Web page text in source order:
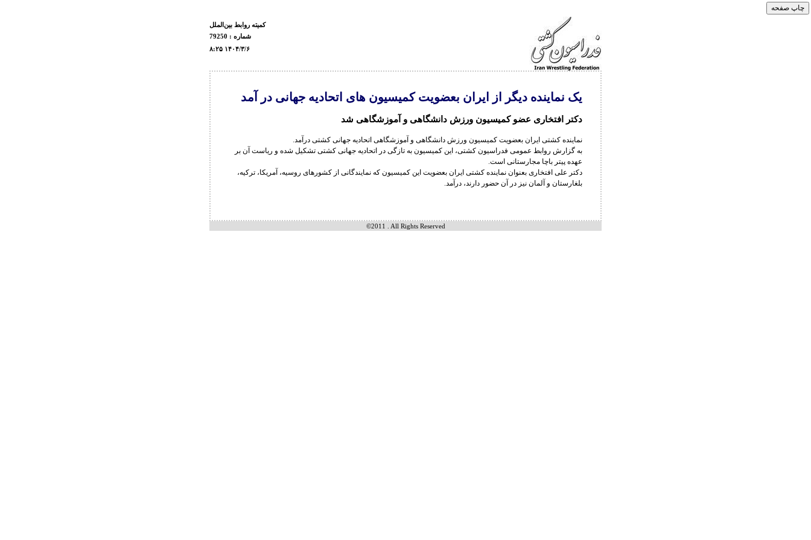
كميته روابط بين‌الملل
شماره : 79250
۸:۲۵ ۱۴۰۴/۳/۶
یک نماینده دیگر از ایران بعضویت کمیسیون های اتحادیه جهانی در آمد
دکتر افتخاری عضو کمیسیون ورزش دانشگاهی و آموزشگاهی شد
نماینده کشتی ایران بعضویت کمیسیون ورزش دانشگاهی و آموزشگاهی اتحادیه جهانی کشتی درآمد.
به گزارش روابط عمومی فدراسیون کشتی، این کمیسیون به تازگی در اتحادیه جهانی کشتی تشکیل شده و ریاست آن بر
عهده پیتر باچا مجارستانی است.
دکتر علی افتخاری بعنوان نماینده کشتی ایران بعضویت این کمیسیون که نمایندگانی از کشورهای روسیه، آمریکا، ترکیه،
بلغارستان و آلمان نیز در آن حضور دارند، درآمد.
©2011 . All Rights Reserved